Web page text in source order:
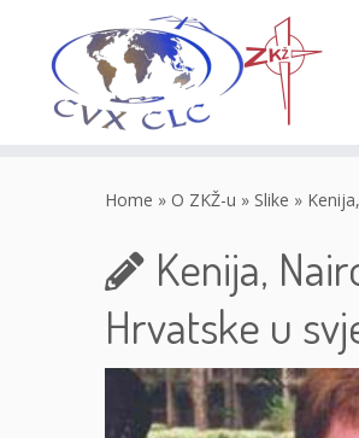
Home » O ZKŽ-u » Slike »
Kenija,
Hrvatske u